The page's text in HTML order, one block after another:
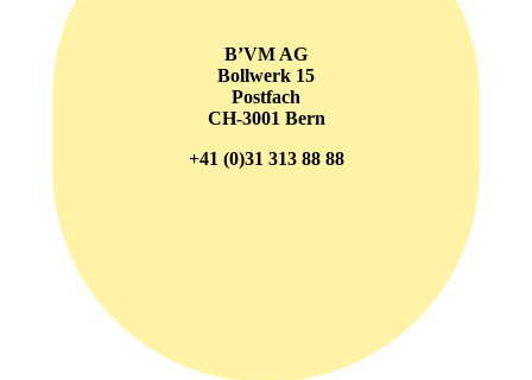
B’VM AG
Bollwerk 15
Postfach
CH-3001 Bern
+41 (0)31 313 88 88